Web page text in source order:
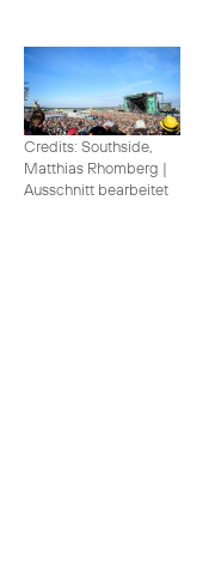
Credits: Southside,
Matthias Rhomberg |
Ausschnitt bearbeitet